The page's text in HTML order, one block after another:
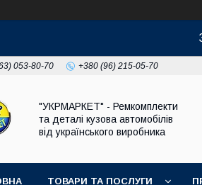
053-80-70 +380 (96) 215-05-70
"УКРМАРКЕТ" - Ремкомплекти
та деталі кузова автомобілів
від українського виробника
ТОВАРИ ТА ПОСЛУГИ